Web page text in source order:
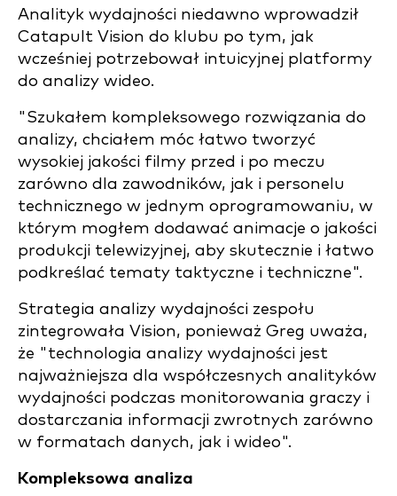
Analityk wydajności niedawno wprowadził
Catapult Vision do klubu po tym, jak
wcześniej potrzebował intuicyjnej platformy
do analizy wideo.
"Szukałem kompleksowego rozwiązania do
analizy, chciałem móc łatwo tworzyć
wysokiej jakości filmy przed i po meczu
zarówno dla zawodników, jak i personelu
technicznego w jednym oprogramowaniu, w
którym mogłem dodawać animacje o jakości
produkcji telewizyjnej, aby skutecznie i łatwo
podkreślać tematy taktyczne i techniczne".
Strategia analizy wydajności zespołu
zintegrowała Vision, ponieważ Greg uważa,
że "technologia analizy wydajności jest
najważniejsza dla współczesnych analityków
wydajności podczas monitorowania graczy i
dostarczania informacji zwrotnych zarówno
w formatach danych, jak i wideo".
Kompleksowa analiza